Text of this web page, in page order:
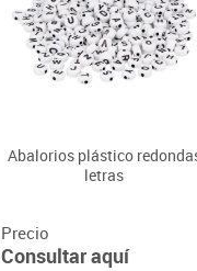
Abalorios plástico
letras
Precio
Consultar aquí